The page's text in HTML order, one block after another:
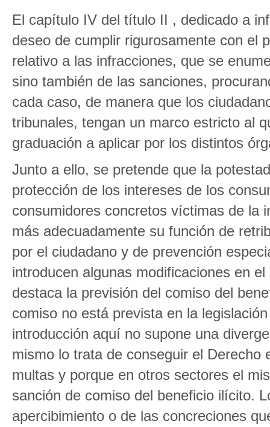
El capítulo IV del título II , dedicado a
deseo de cumplir rigurosamente con el
relativo a las infracciones, que se
sino también de las sanciones,
cada caso, de manera que los
tribunales, tengan un marco estricto al
graduación a aplicar por los distintos
Junto a ello, se pretende que la
protección de los intereses de los
consumidores concretos víctimas de la
más adecuadamente su función de
por el ciudadano y de prevención
introducen algunas modificaciones en
destaca la previsión del comiso del
comiso no está prevista en la
introducción aquí no supone una
mismo lo trata de conseguir el
multas y porque en otros sectores el
sanción de comiso del beneficio ilícito.
apercibimiento o de las concreciones